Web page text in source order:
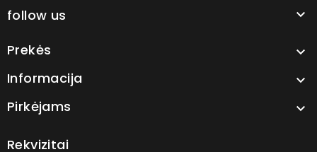
follow us 
Prekės 
Informacija 
Pirkėjams 
Rekvizitai